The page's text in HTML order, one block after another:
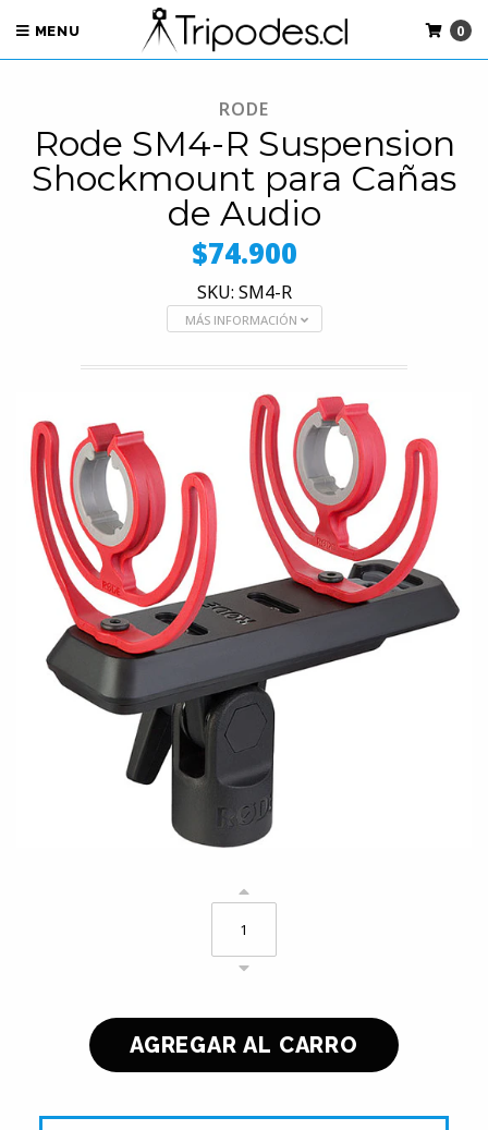
MENU 0
RODE
Rode SM4-R Suspension
Shockmount para Cañas
de Audio
$74.900
SKU: SM4-R
MÁS INFORMACIÓN